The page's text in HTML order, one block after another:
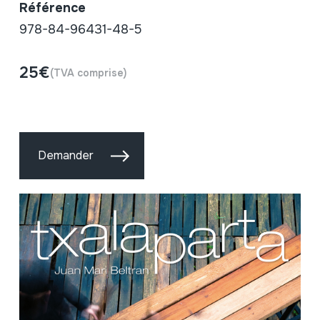
Référence
978-84-96431-48-5
25€(TVA comprise)
Demander